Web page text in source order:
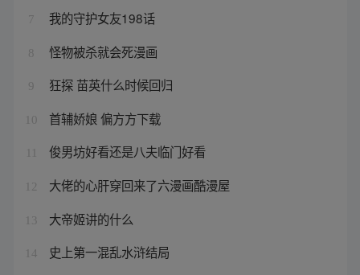
7 我的守护女友198话
8 怪物被杀就会死漫画
9 狂探 苗英什么时候回归
10 首辅娇娘 偏方方下载
俊男坊好看还是八夫临门好看
12 大佬的心肝穿回来了六漫画酷漫屋
13 大帝姬讲的什么
14 史上第一混乱水浒结局